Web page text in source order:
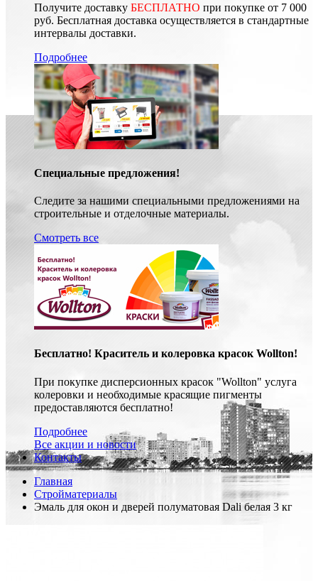
Получите доставку БЕСПЛАТНО при покупке от 7 000
руб. Бесплатная доставка осуществляется в стандартные
интервалы доставки.
Подробнее
Специальные предложения!
Следите за нашими специальными предложениями на
строительные и отделочные материалы.
Смотреть все
Бесплатно! Краситель и колеровка красок Wollton!
При покупке дисперсионных красок "Wollton" услуга
колеровки и необходимые красящие пигменты
предоставляются бесплатно!
Подробнее
Все акции и новости
Контакты
Главная
Стройматериалы
Эмаль для окон и дверей полуматовая Dali белая 3 кг